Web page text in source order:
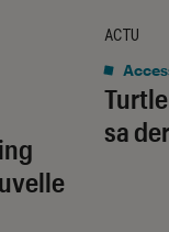
sa
ACTU